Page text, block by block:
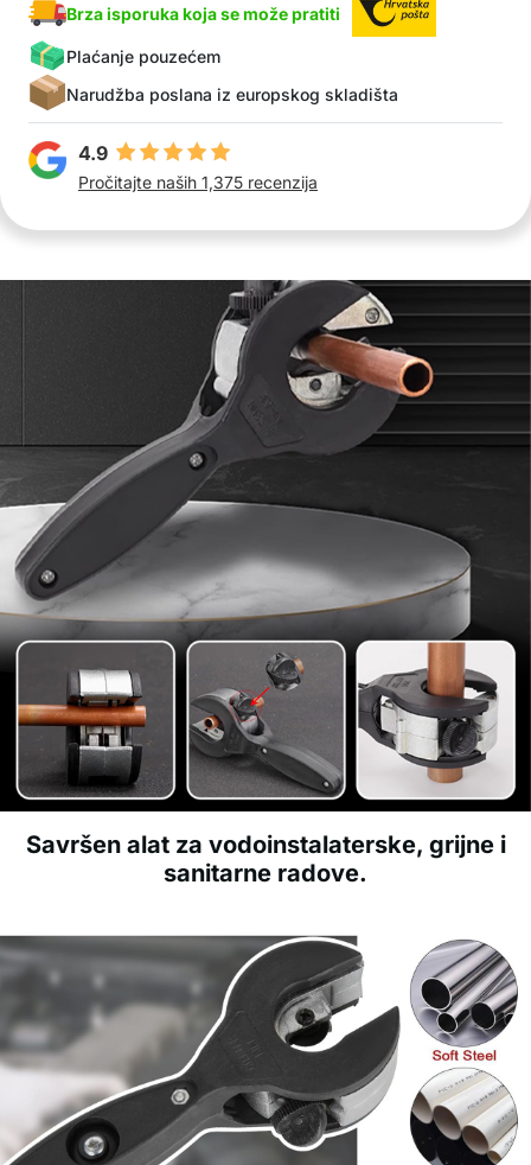
U paketu: 1x rezač cijevi
Brza isporuka koja se može pratiti
Plaćanje pouzećem
Narudžba poslana iz europskog skladišta
4.9
Pročitajte naših 1,375 recenzija
Savršen alat za vodoinstalaterske, grijne i
sanitarne radove.